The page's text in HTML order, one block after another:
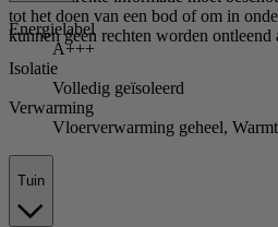
tot het doen van een bod of om in
kunnen geen rechten worden
Energielabel
A+++
Isolatie
Volledig geïsoleerd
Verwarming
Vloerverwarming geheel,
Tuin